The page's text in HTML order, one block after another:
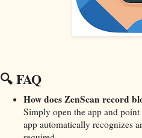
🔍 FAQ
How does ZenScan record
Simply open the app and
app automatically recognizes